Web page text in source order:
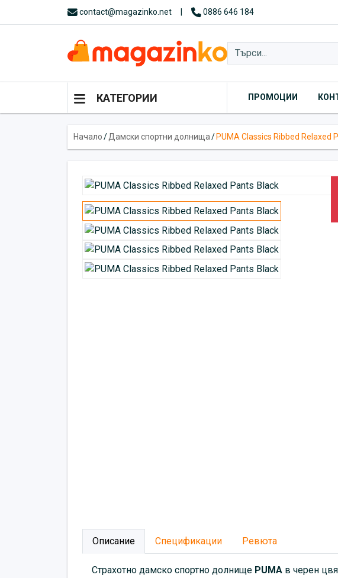
contact@magazinko.net 0886 646 184
КАТЕГОРИИ ПРОМОЦИИ
Начало/Дамски спортни долнища/ PUMA Classics Ribbed Relaxed
Описание Спецификации Ревюта
Страхотно дамско спортно долнище PUMA в черен